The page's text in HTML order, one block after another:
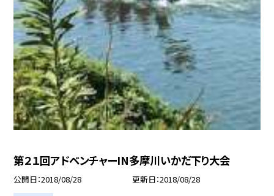
第２１回アドベンチャーIN多摩川いかだ下り大会
公開日 2018/08/28 更新日 2018/08/28